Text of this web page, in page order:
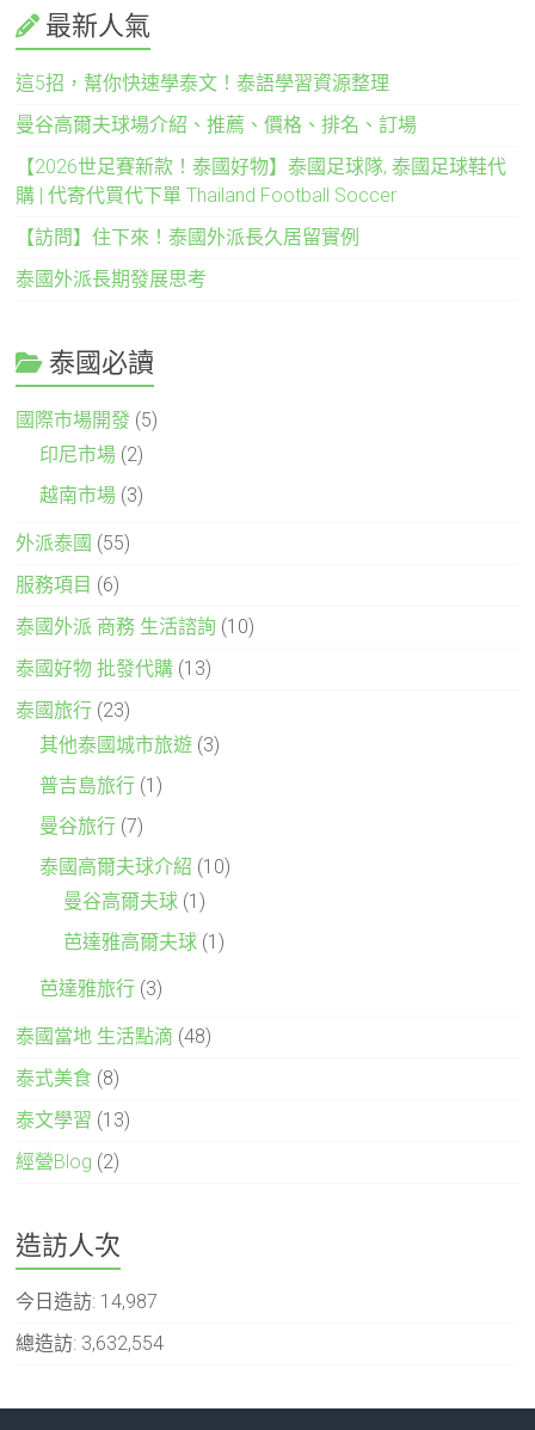
最新人氣
這5招，幫你快速學泰文！泰語學習資源整理
曼谷高爾夫球場介紹、推薦、價格、排名、訂場
【2026世足賽新款！泰國好物】泰國足球隊, 泰國足球鞋代
購 | 代寄代買代下單 Thailand Football Soccer
【訪問】住下來！泰國外派長久居留實例
泰國外派長期發展思考
泰國必讀
國際市場開發 (5)
印尼市場 (2)
越南市場 (3)
外派泰國 (55)
服務項目 (6)
泰國外派 商務 生活諮詢 (10)
泰國好物 批發代購 (13)
泰國旅行 (23)
其他泰國城市旅遊 (3)
普吉島旅行 (1)
曼谷旅行 (7)
泰國高爾夫球介紹 (10)
曼谷高爾夫球 (1)
芭達雅高爾夫球 (1)
芭達雅旅行 (3)
泰國當地 生活點滴 (48)
泰式美食 (8)
泰文學習 (13)
經營Blog (2)
造訪人次
今日造訪: 14,987
總造訪: 3,632,554